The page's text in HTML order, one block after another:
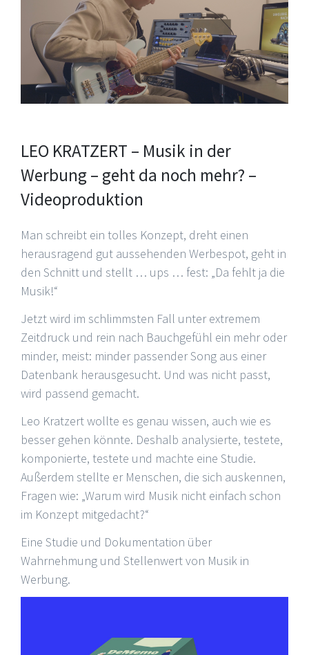
LEO KRATZERT – Musik in der
Werbung – geht da noch mehr? –
Videoproduktion
Man schreibt ein tolles Konzept, dreht einen
herausragend gut aussehenden Werbespot, geht in
den Schnitt und stellt … ups … fest: „Da fehlt ja die
Musik!“
Jetzt wird im schlimmsten Fall unter extremem
Zeitdruck und rein nach Bauchgefühl ein mehr oder
minder, meist: minder passender Song aus einer
Datenbank herausgesucht. Und was nicht passt,
wird passend gemacht.
Leo Kratzert wollte es genau wissen, auch wie es
besser gehen könnte. Deshalb analysierte, testete,
komponierte, testete und machte eine Studie.
Außerdem stellte er Menschen, die sich auskennen,
Fragen wie: „Warum wird Musik nicht einfach schon
im Konzept mitgedacht?“
Eine Studie und Dokumentation über
Wahrnehmung und Stellenwert von Musik in
Werbung.